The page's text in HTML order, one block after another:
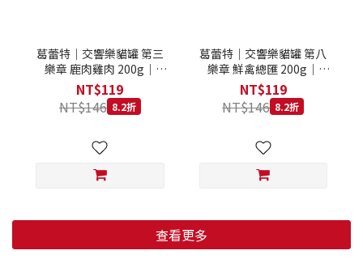
葛蕾特｜交響樂貓罐 第三
樂章 鹿肉雞肉 200g｜
GranataPet 200克 主食罐
無穀罐 無膠罐 主食貓罐 德
罐
NT$119
NT$146 8.2折
葛蕾特｜交響樂貓罐 第八
樂章 鮮禽總匯 200g｜
GranataPet 200克 主食罐
無穀罐 無膠罐 主食貓罐 德
罐
NT$119
NT$146 8.2折
查看更多